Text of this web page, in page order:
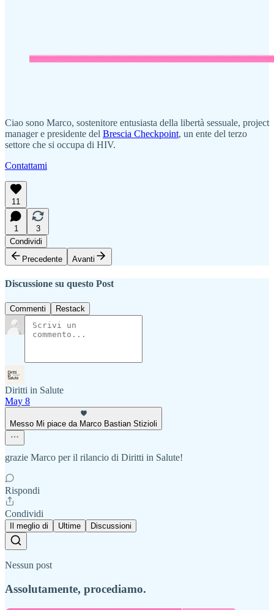
Ciao sono Marco, sostenitore entusiasta della libertà sessuale, project
manager e presidente del Brescia Checkpoint, un ente del terzo
settore che si occupa di HIV.
Contattami
11
1
3
Condividi
Precedente
Avanti
Discussione su questo Post
Commenti Restack
Diritti in Salute
May 8
Messo Mi piace da Marco Bastian Stizioli
grazie Marco per il rilancio di Diritti in Salute!
Rispondi
Condividi
Il meglio di Ultime Discussioni
Nessun post
Assolutamente, procediamo.